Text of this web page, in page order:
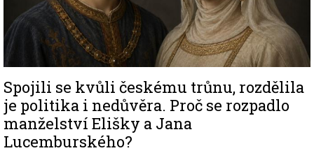
Spojili se kvůli českému trůnu, rozdělila
je politika i nedůvěra. Proč se rozpadlo
manželství Elišky a Jana
Lucemburského?